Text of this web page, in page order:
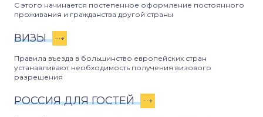
С этого начинается постепенное оформление постоянного
проживания и гражданства другой страны
ВИЗЫ
Правила въезда в большинство европейских стран
устанавливают необходимость получения визового
разрешения
РОССИЯ ДЛЯ ГОСТЕЙ